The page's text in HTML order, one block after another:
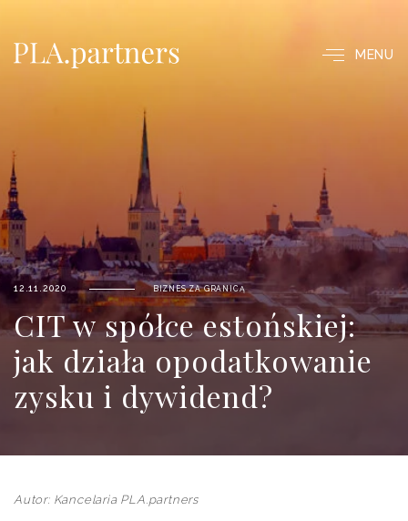
MENU
12.11.2020 BIZNES ZA GRANICĄ
CIT w spółce estońskiej:
jak działa opodatkowanie
zysku i dywidend?
Autor: Kancelaria PLA.partners